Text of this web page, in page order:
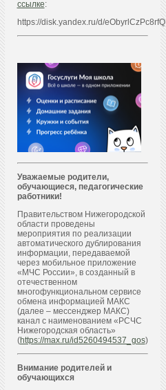
ссылке:
https://disk.yandex.ru/d/eObyrlCzPc8rfQ
Уважаемые родители,
обучающиеся, педагогические
работники!
Правительством Нижегородской
области проведены
мероприятия по реализации
автоматического дублирования
информации, передаваемой
через мобильное приложение
«МЧС России», в созданный в
отечественном
многофункциональном сервисе
обмена информацией МАКС
(далее – мессенджер МАКС)
канал с наименованием «РСЧС
Нижегородская область»
(https://max.ru/id5260494537_gos)
Внимание родителей и
обучающихся